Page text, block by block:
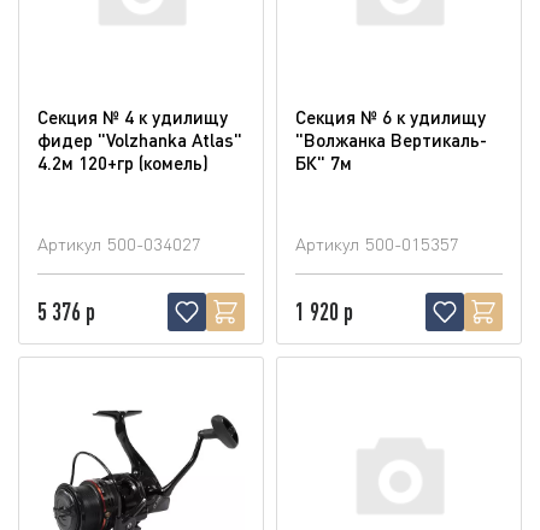
Секция № 4 к удилищу
фидер "Volzhanka Atlas"
4.2м 120+гр (комель)
Артикул 500-034027
5 376 р
Секция № 6 к удилищу
"Волжанка Вертикаль-
БК" 7м
Артикул 500-015357
1 920 р